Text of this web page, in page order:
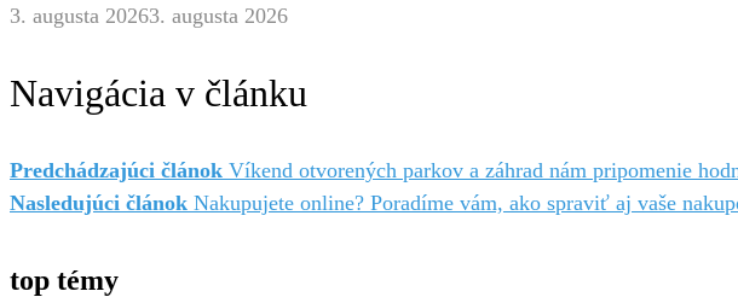
3. augusta 20263. augusta 2026
Navigácia v článku
Predchádzajúci článok Víkend otvorených parkov a záhrad nám pripomenie
Nasledujúci článok Nakupujete online? Poradíme vám, ako spraviť aj vaše
top témy